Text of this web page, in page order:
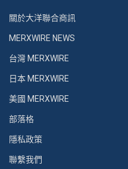
關於大洋聯合商訊
MERXWIRE NEWS
台灣 MERXWIRE
日本 MERXWIRE
美國 MERXWIRE
部落格
隱私政策
聯繫我們